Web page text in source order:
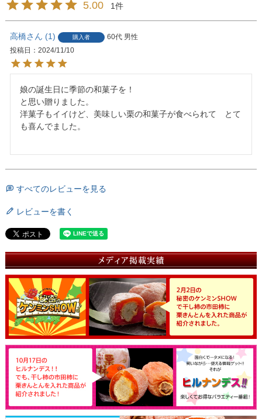
5.00 1
高橋 1 購入者 60代 男性
投稿日
2024/11/10
娘の誕生日に季節の和菓子を！
と思い贈りました。
洋菓子もイイけど、美味しい栗の和菓子が食べられて　とて
も喜んでました。
すべてのレビューを見る
レビューを書く